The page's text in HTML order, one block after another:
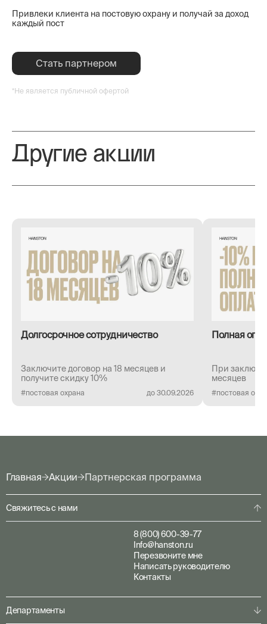
Привлеки клиента на постовую охрану и получай за доход
каждый пост
Стать партнером
*Не является публичной офертой
Другие акции
Долгосрочное сотрудничество
Заключите договор на 18 месяцев и
получите скидку 10%
#постовая охрана до 30.09.2026
Полная
При
месяцев
#постовая
Главная Акции Партнерская программа
Департаменты
Свяжитесь с нами
8 (800) 600-39-77
Info@hanston.ru
Перезвоните мне
Написать руководителю
Контакты